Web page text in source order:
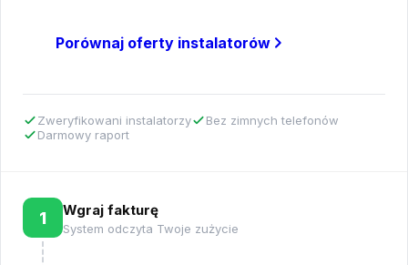
Porównaj oferty instalatorów
Zweryfikowani instalatorzy
Bez zimnych telefonów
Darmowy raport
1 Wgraj fakturę
System odczyta Twoje zużycie